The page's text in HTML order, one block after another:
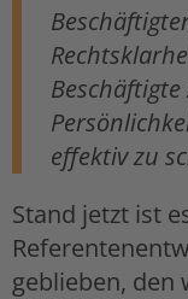
effektiv zu
Stand jetzt ist
geblieben, den